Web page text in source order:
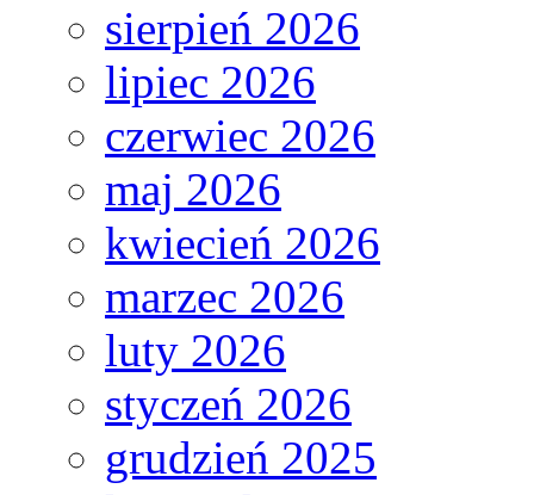
sierpień 2026
lipiec 2026
czerwiec 2026
maj 2026
kwiecień 2026
marzec 2026
luty 2026
styczeń 2026
grudzień 2025